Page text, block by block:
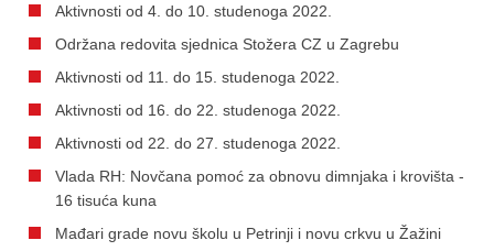
Aktivnosti od 4. do 10. studenoga 2022.
Održana redovita sjednica Stožera CZ u Zagrebu
Aktivnosti od 11. do 15. studenoga 2022.
Aktivnosti od 16. do 22. studenoga 2022.
Aktivnosti od 22. do 27. studenoga 2022.
Vlada RH: Novčana pomoć za obnovu dimnjaka i krovišta -
16 tisuća kuna
Mađari grade novu školu u Petrinji i novu crkvu u Žažini